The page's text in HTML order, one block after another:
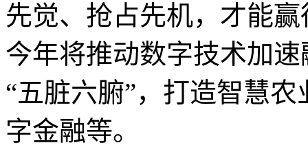
先觉、抢占先机，才能
今年将推动数字技术加
“五脏六腑”，打造智慧
字金融等。